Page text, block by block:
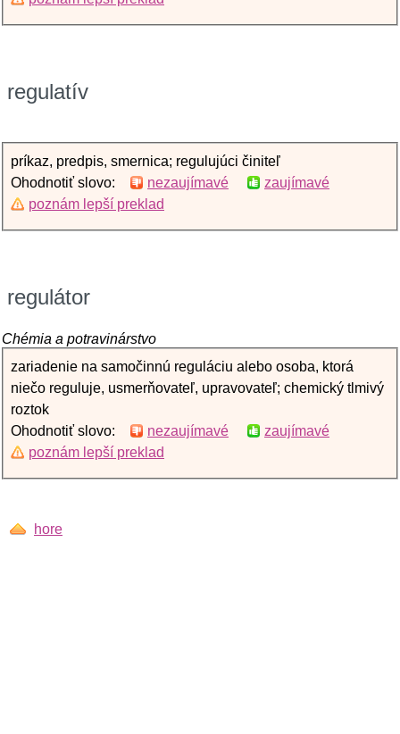
regulatív
príkaz, predpis, smernica; regulujúci činiteľ
Ohodnotiť slovo:
nezaujímavé
zaujímavé
poznám lepší preklad
regulátor
Chémia a potravinárstvo
zariadenie na samočinnú reguláciu alebo osoba, ktorá
niečo reguluje, usmerňovateľ, upravovateľ; chemický tlmivý
roztok
Ohodnotiť slovo:
nezaujímavé
zaujímavé
poznám lepší preklad
hore